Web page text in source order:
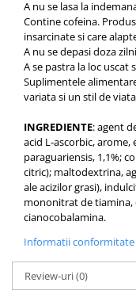
A nu se lasa la
Contine cofeina.
insarcinate si care
A nu se depasi doza
A se pastra la loc uscat
Suplimentele
variata si un stil de
INGREDIENTE: agent
acid L-ascorbic,
paraguariensis, 1,1%;
citric); maltodextrina,
ale acizilor grasi),
mononitrat de
cianocobalamina.
Informatii
Review-uri(0)